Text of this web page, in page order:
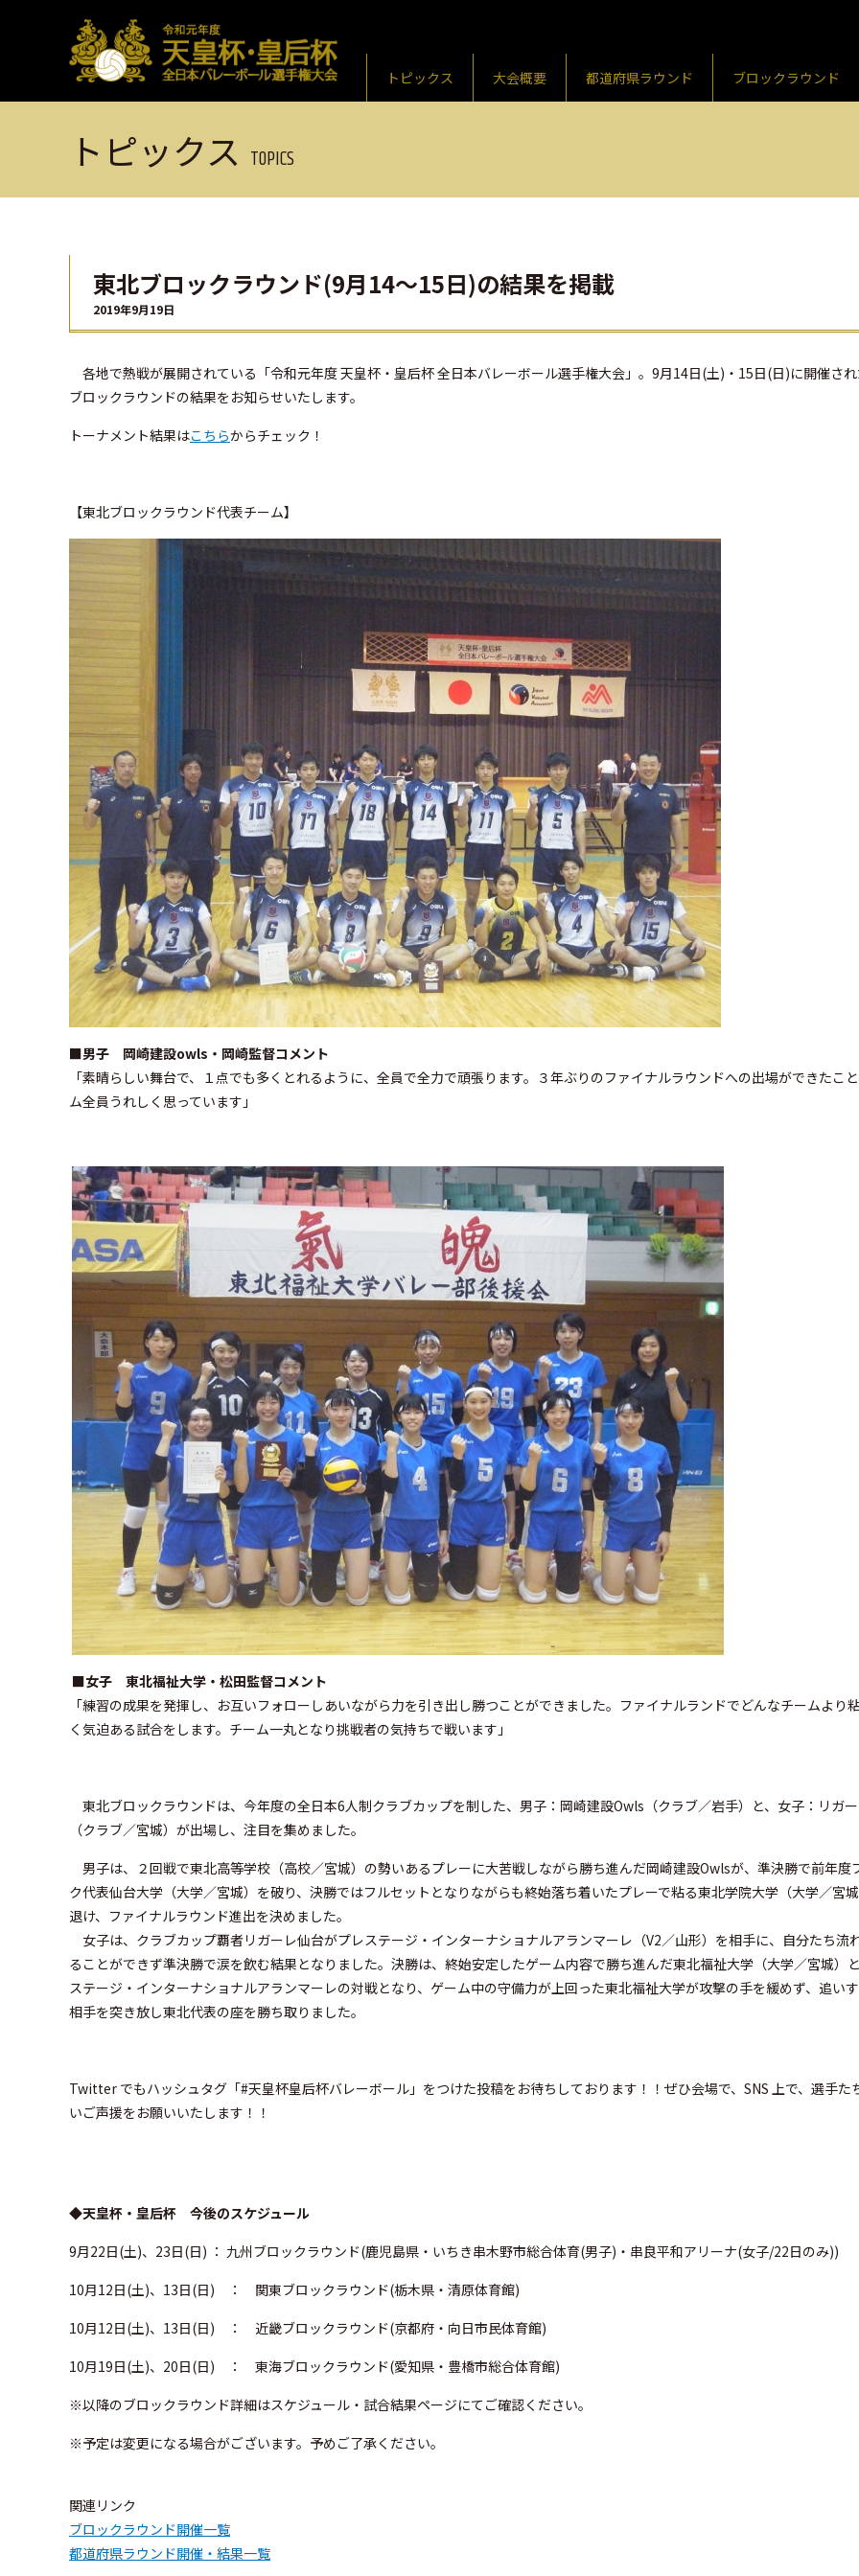
トピックス 大会概要 都道府県ラウンド ブロックラウンド
トピックス TOPICS
東北ブロックラウンド(9⽉14～15⽇)の結果を掲載
2019年9月19日
各地で熱戦が展開されている「令和元年度 天皇杯・皇后杯 全⽇本バレーボール選⼿権⼤会」。9⽉14⽇(土)・15日(日)に開催さ
ブロックラウンドの結果をお知らせいたします。
トーナメント結果はこちらからチェック！
【東北ブロックラウンド代表チーム】
■男子 岡崎建設owls・岡崎監督コメント
「素晴らしい舞台で、１点でも多くとれるように、全員で全力で頑張ります。３年ぶりのファイナルラウンドへの出場ができたこ
ム全員うれしく思っています」
■女子 東北福祉大学・松田監督コメント
「練習の成果を発揮し、お互いフォローしあいながら力を引き出し勝つことができました。ファイナルランドでどんなチームより
く気迫ある試合をします。チーム一丸となり挑戦者の気持ちで戦います」
東北ブロックラウンドは、今年度の全日本6人制クラブカップを制した、男子：岡崎建設Owls（クラブ／岩手）と、女子：リガ
（クラブ／宮城）が出場し、注目を集めました。
男子は、２回戦で東北高等学校（高校／宮城）の勢いあるプレーに大苦戦しながら勝ち進んだ岡崎建設Owlsが、準決勝で前年度
ク代表仙台大学（大学／宮城）を破り、決勝ではフルセットとなりながらも終始落ち着いたプレーで粘る東北学院大学（大学／宮
退け、ファイナルラウンド進出を決めました。
女子は、クラブカップ覇者リガーレ仙台がプレステージ・インターナショナルアランマーレ（V2／山形）を相手に、自分たち流
ることができず準決勝で涙を飲む結果となりました。決勝は、終始安定したゲーム内容で勝ち進んだ東北福祉大学（大学／宮城）
ステージ・インターナショナルアランマーレの対戦となり、ゲーム中の守備力が上回った東北福祉大学が攻撃の手を緩めず、追い
相手を突き放し東北代表の座を勝ち取りました。
Twitter でもハッシュタグ「#天皇杯皇后杯バレーボール」をつけた投稿をお待ちしております！！ぜひ会場で、SNS 上で、選⼿た
いご声援をお願いいたします！！
◆天皇杯・皇后杯 今後のスケジュール
9月22日(土)、23日(日) ： 九州ブロックラウンド(鹿児島県・いちき串木野市総合体育(男子)・串良平和アリーナ(女子/22日のみ))
10月12日(土)、13日(日) ： 関東ブロックラウンド(栃木県・清原体育館)
10月12日(土)、13日(日) ： 近畿ブロックラウンド(京都府・向日市民体育館)
10月19日(土)、20日(日) ： 東海ブロックラウンド(愛知県・豊橋市総合体育館)
※以降のブロックラウンド詳細はスケジュール・試合結果ページにてご確認ください。
※予定は変更になる場合がございます。予めご了承ください。
関連リンク
ブロックラウンド開催⼀覧
都道府県ラウンド開催・結果⼀覧